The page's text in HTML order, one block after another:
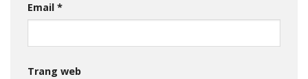
Email *
Trang web